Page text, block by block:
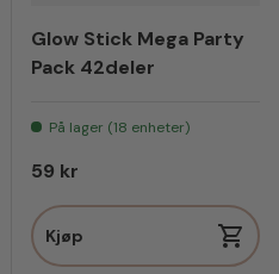
Glow Stick Mega Party
Pack 42deler
På lager (18 enheter)
Vanlig pris
59 kr
Kjøp